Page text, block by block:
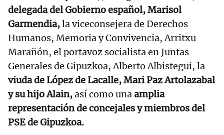
delegada del Gobierno español, Marisol
Garmendia,la viceconsejera de Derechos
Humanos, Memoria y Convivencia, Arritxu
Marañón, el portavoz socialista en Juntas
Generales de Gipuzkoa, Alberto Albistegui, la
viuda de López de Lacalle, Mari Paz Artolazabal
y su hijo Alain,así como unaamplia
representación de concejales y miembros del
PSE de Gipuzkoa.